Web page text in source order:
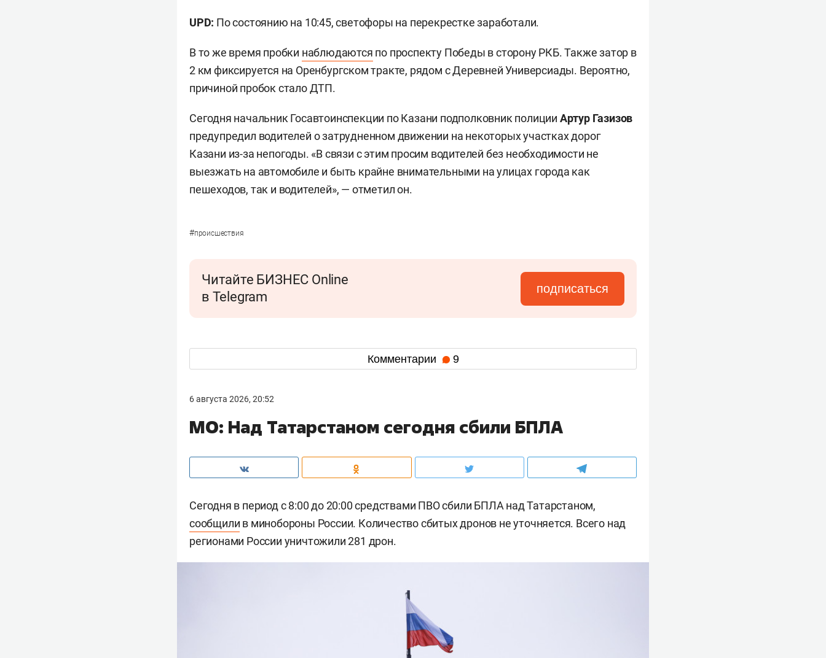
UPD: По состоянию на 10:45, светофоры на перекрестке заработали.
В то же время пробки наблюдаются по проспекту Победы в сторону РКБ. Также затор в
2 км фиксируется на Оренбургском тракте, рядом с Деревней Универсиады. Вероятно,
причиной пробок стало ДТП.
Сегодня начальник Госавтоинспекции по Казани подполковник полиции Артур Газизов
предупредил водителей о затрудненном движении на некоторых участках дорог
Казани из-за непогоды. «В связи с этим просим водителей без необходимости не
выезжать на автомобиле и быть крайне внимательными на улицах города как
пешеходов, так и водителей», — отметил он.
#происшествия
Читайте БИЗНЕС Online
в Telegram
подписаться
Комментарии 9
6 августа 2026, 20:52
МО: Над Татарстаном сегодня сбили БПЛА
Сегодня в период с 8:00 до 20:00 средствами ПВО сбили БПЛА над Татарстаном,
сообщили в минобороны России. Количество сбитых дронов не уточняется. Всего над
регионами России уничтожили 281 дрон.